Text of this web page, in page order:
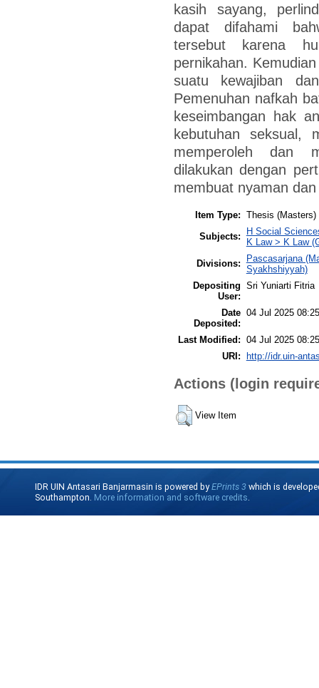
kasih sayang,
dapat difahami
tersebut karena
pernikahan.
suatu kewajiban
Pemenuhan nafkah
keseimbangan hak
kebutuhan seksual,
memperoleh dan
dilakukan dengan
membuat nyaman
Item Type: Thesis (Masters)
Subjects:
H Social
K Law > K Law
Divisions:
Pascasarjana
Syakhshiyyah)
Depositing
User:
Sri Yuniarti Fitria
Date
Deposited:
04 Jul 2025 08:25
Last Modified: 04 Jul 2025 08:25
URI: http://idr.uin-
Actions (login
View Item
IDR UIN Antasari Banjarmasin is powered byEPrints 3 which is
Southampton. More information and software credits.